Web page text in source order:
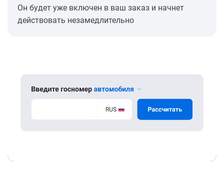
Он будет уже включен в ваш заказ и начнет
действовать незамедлительно